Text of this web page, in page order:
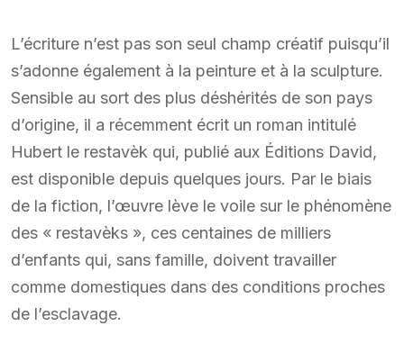
L’écriture n’est pas son seul champ créatif puisqu’il
s’adonne également à la peinture et à la sculpture.
Sensible au sort des plus déshérités de son pays
d’origine, il a récemment écrit un roman intitulé
Hubert le restavèk qui, publié aux Éditions David,
est disponible depuis quelques jours. Par le biais
de la fiction, l’œuvre lève le voile sur le phénomène
des « restavèks », ces centaines de milliers
d’enfants qui, sans famille, doivent travailler
comme domestiques dans des conditions proches
de l’esclavage.